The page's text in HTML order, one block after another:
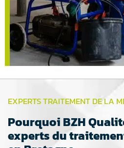
EXPERTS TRAITEMENT DE LA
Pourquoi BZH
experts du